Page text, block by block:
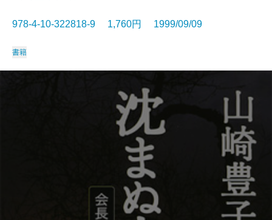
978-4-10-322818-9 1,760円 1999/09/09
書籍